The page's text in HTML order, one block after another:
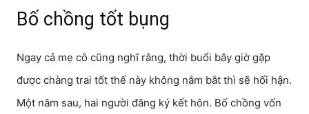
Bố chồng tốt bụng
Ngay cả mẹ cô cũng nghĩ rằng, thời buổi bây giờ gặp
được chàng trai tốt thế này không nắm bắt thì sẽ hối hận.
Một năm sau, hai người đăng ký kết hôn. Bố chồng vốn